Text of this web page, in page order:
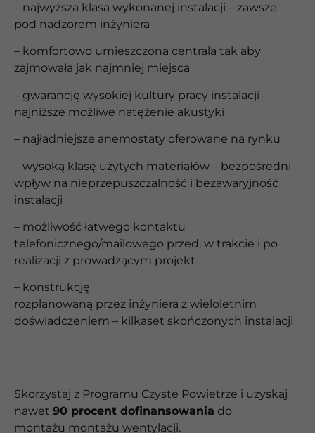
– najwyższa klasa wykonanej instalacji – zawsze
pod nadzorem inżyniera
– komfortowo umieszczona centrala tak aby
zajmowała jak najmniej miejsca
– gwarancję wysokiej kultury pracy instalacji –
najniższe możliwe natężenie akustyki
– najładniejsze anemostaty oferowane na rynku
– wysoką klasę użytych materiałów – bezpośredni
wpływ na nieprzepuszczalność i bezawaryjność
instalacji
– możliwość łatwego kontaktu
telefonicznego/mailowego przed, w trakcie i po
realizacji z prowadzącym projekt
– konstrukcję
rozplanowaną przez inżyniera z wieloletnim
doświadczeniem – kilkaset skończonych instalacji
Skorzystaj z Programu Czyste Powietrze i uzyskaj
nawet 90 procent dofinansowania do
montażu montażu wentylacji.